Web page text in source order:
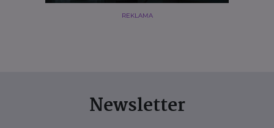
REKLAMA
Newsletter